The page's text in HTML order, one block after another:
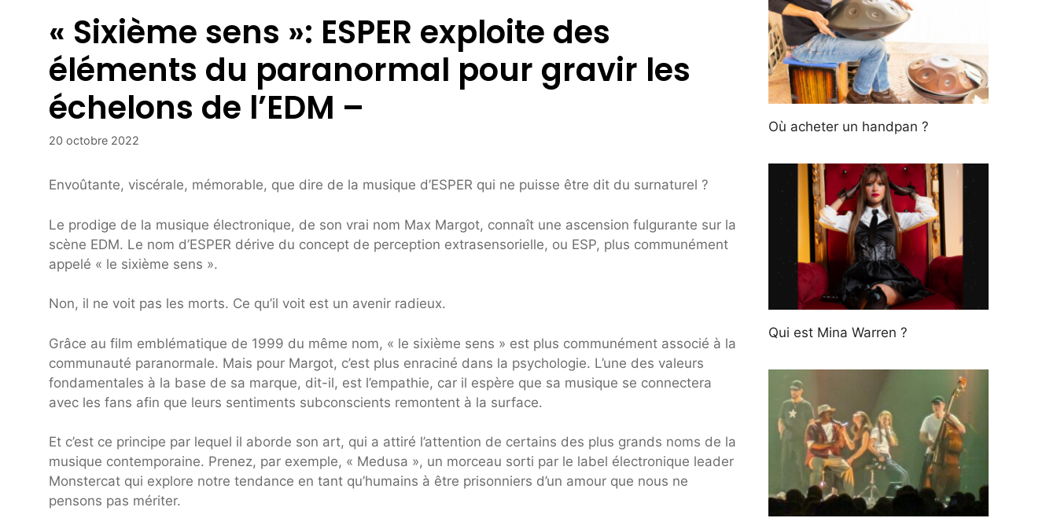
« Sixième sens »: ESPER exploite des
éléments du paranormal pour gravir les
échelons de l’EDM –
20 octobre 2022
Envoûtante, viscérale, mémorable, que dire de la musique d’ESPER qui ne puisse être dit du surnaturel ?
Le prodige de la musique électronique, de son vrai nom Max Margot, connaît une ascension fulgurante sur la
scène EDM. Le nom d’ESPER dérive du concept de perception extrasensorielle, ou ESP, plus communément
appelé « le sixième sens ».
Non, il ne voit pas les morts. Ce qu’il voit est un avenir radieux.
Grâce au film emblématique de 1999 du même nom, « le sixième sens » est plus communément associé à la
communauté paranormale. Mais pour Margot, c’est plus enraciné dans la psychologie. L’une des valeurs
fondamentales à la base de sa marque, dit-il, est l’empathie, car il espère que sa musique se connectera
avec les fans afin que leurs sentiments subconscients remontent à la surface.
Et c’est ce principe par lequel il aborde son art, qui a attiré l’attention de certains des plus grands noms de la
musique contemporaine. Prenez, par exemple, « Medusa », un morceau sorti par le label électronique leader
Monstercat qui explore notre tendance en tant qu’humains à être prisonniers d’un amour que nous ne
pensons pas mériter.
Où acheter un handpan ?
Qui est Mina Warren ?